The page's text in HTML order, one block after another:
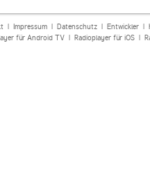
| Impressum| Datenschutz| Entwickler|
für Android TV| Radioplayer für iOS|